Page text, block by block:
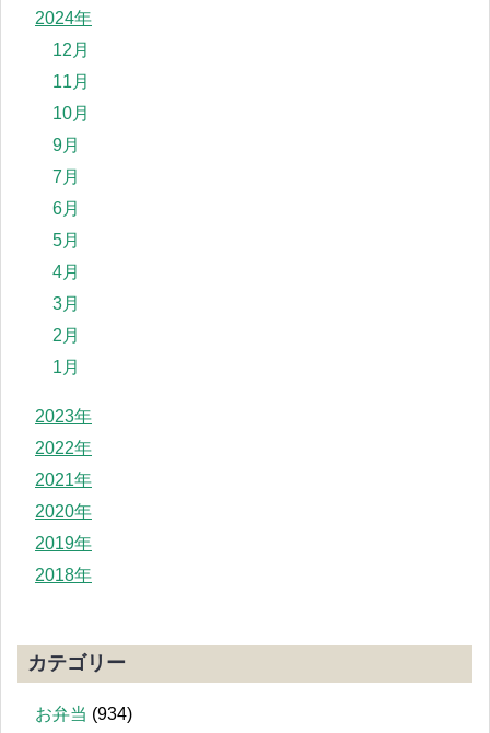
2024年
12月
11月
10月
9月
7月
6月
5月
4月
3月
2月
1月
2023年
2022年
2021年
2020年
2019年
2018年
カテゴリー
お弁当 (934)